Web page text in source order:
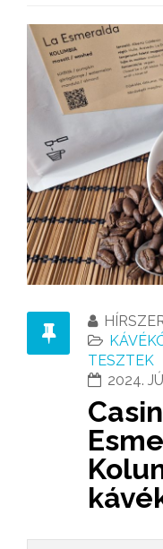
TESZTEK
2024.